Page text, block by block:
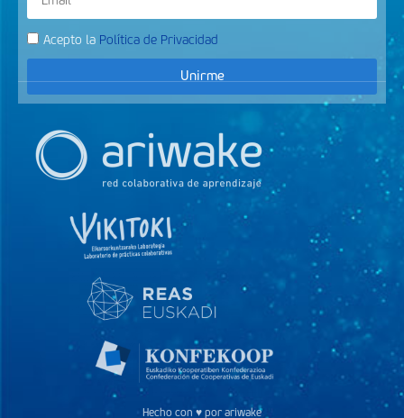
Acepto la Política de Privacidad
Unirme
Hecho con ♥ por ariwake